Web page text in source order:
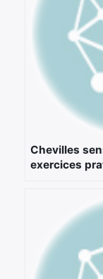
Chevilles
exercices